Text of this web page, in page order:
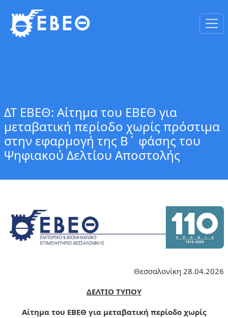
ΔΤ ΕΒΕΘ: Αίτημα του ΕΒΕΘ για
μεταβατική περίοδο χωρίς πρόστιμα
στην εφαρμογή της Β΄ φάσης του
Ψηφιακού Δελτίου Αποστολής
Θεσσαλονίκη 28.04.2026
ΔΕΛΤΙΟ ΤΥΠΟΥ
Αίτημα του ΕΒΕΘ για μεταβατική περίοδο χωρίς